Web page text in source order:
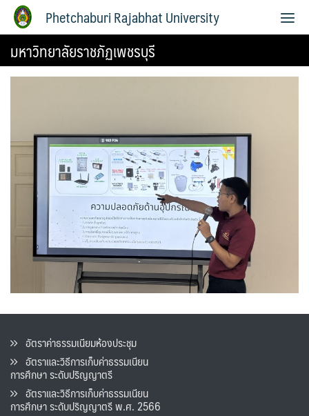
Phetchaburi Rajabhat University
มหาวิทยาลัยราชภัฏเพชรบุรี
อัตราค่าธรรมเนียมห้องประชุม
อัตราและวิธีการเก็บค่าธรรมเนียน
การศึกษา ระดับปริญญาตรี
อัตราและวิธีการเก็บค่าธรรมเนียน
การศึกษา ระดับปริญญาตรี พ.ศ. 2566